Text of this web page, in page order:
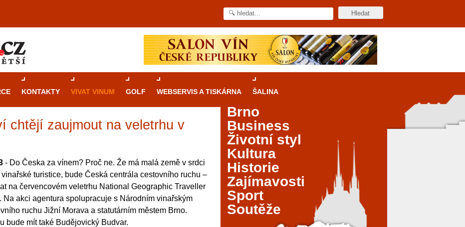
KONTAKTY VIVAT VINUM GOLF WEBSERVIS A TISKÁRNA ŠALINA
chtějí zaujmout na veletrhu v
- Do Česka za vínem? Proč ne. Že má malá země v srdci
turistice, bude Česká centrála cestovního ruchu –
na červencovém veletrhu National Geographic Traveller
Na akci agentura spolupracuje s Národním vinařským
ruchu Jižní Morava a statutárním městem Brno.
bude mít také Budějovický Budvar.
Průvodcekasinovými hrami v Brně: Od
Brno je městem známým pro zajímavé památky, skvělé
restaurace, divadla a univerzity. Mimo jiné je ale také
místem, kde si můžete legálně a bezpečně vyzkoušet
různé kasinové hry. V neustále kvetoucí moravské
metropoli naleznete širokou nabídku her od klasické
rulety až po moderní automaty jak pro pravidelné
hráče. V...
Brno
Business
Životní styl
Kultura
Historie
Zajímavosti
Sport
Soutěže